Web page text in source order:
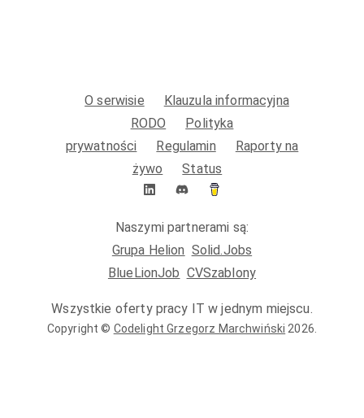
O serwisie
Klauzula informacyjna
RODO
Polityka
prywatności
Regulamin
Raporty na
żywo
Status
Naszymi partnerami są:
Grupa Helion Solid.Jobs
BlueLionJob CVSzablony
Wszystkie oferty pracy IT w jednym miejscu.
Copyright © Codelight Grzegorz Marchwiński 2026